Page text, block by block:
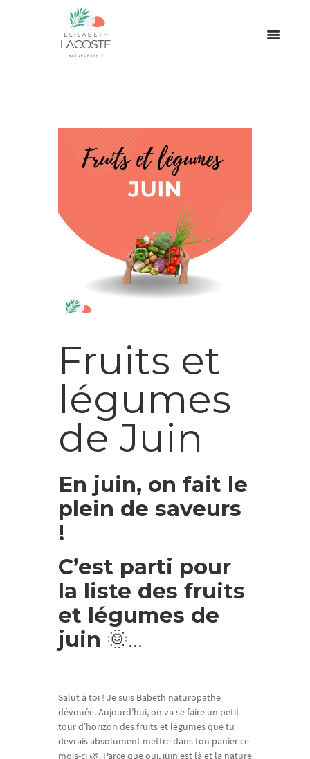
Fruits et
légumes
de Juin
En juin, on fait le
plein de saveurs
!
C’est parti pour
la liste des fruits
et légumes de
juin 🌞…
Salut à toi ! Je suis Babeth naturopathe
dévouée. Aujourd’hui, on va se faire un petit
tour d’horizon des fruits et légumes que tu
devrais absolument mettre dans ton panier ce
mois-ci 🌿. Parce que oui, juin est là et la nature